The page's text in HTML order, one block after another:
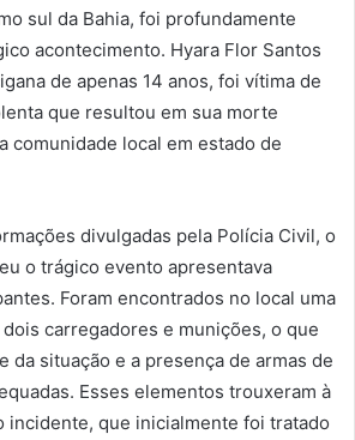
sul da Bahia, foi profundamente
acontecimento. Hyara Flor Santos
de apenas 14 anos, foi vítima de
que resultou em sua morte
comunidade local em estado de
divulgadas pela Polícia Civil, o
o trágico evento apresentava
Foram encontrados no local uma
carregadores e munições, o que
da situação e a presença de armas de
Esses elementos trouxeram à
incidente, que inicialmente foi tratado